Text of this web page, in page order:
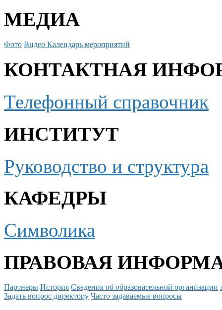
МЕДИА
Фото Видео Календарь мероприятий
КОНТАКТНАЯ
Телефонный справочник
ИНСТИТУТ
Руководство и структура
КАФЕДРЫ
Символика
ПРАВОВАЯ
Партнеры История Сведения об образовательной организации
Задать вопрос директору Часто задаваемые вопросы